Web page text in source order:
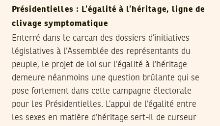
Présidentielles : L’égalité à l’héritage, ligne de
clivage symptomatique
Enterré dans le carcan des dossiers d’initiatives
législatives à l’Assemblée des représentants du
peuple, le projet de loi sur l’égalité à l’héritage
demeure néanmoins une question brûlante qui se
pose fortement dans cette campagne électorale
pour les Présidentielles. L’appui de l’égalité entre
les sexes en matière d’héritage sert-il de curseur